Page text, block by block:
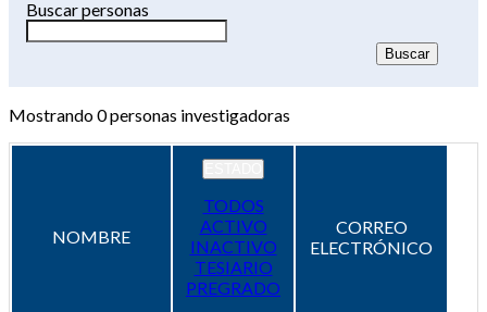
Buscar personas
Mostrando0personas investigadoras
NOMBRE
TODOS
ACTIVO
INACTIVO
TESIARIO
PREGRADO
CORREO
ELECTRÓNICO